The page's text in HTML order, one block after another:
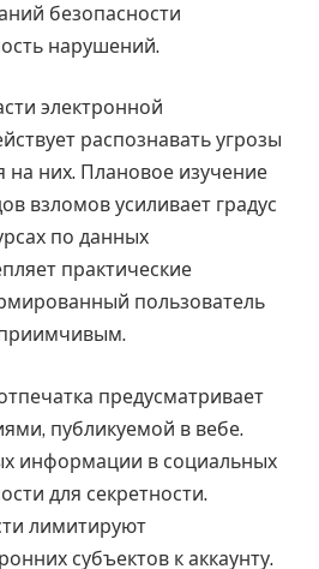
безопасности
нарушений.
электронной
распознавать угрозы
на них. Плановое изучение
взломов усиливает градус
по данных
практические
пользователь
предусматривает
публикуемой в вебе.
информации в социальных
для секретности.
лимитируют
субъектов к аккаунту.